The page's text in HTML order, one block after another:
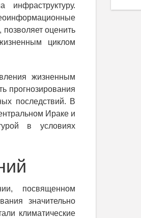
инфраструктуру.
оценить
циклом
жизненным
прогнозирования
последствий. В
Ираке и
в условиях
посвященном
значительно
климатические